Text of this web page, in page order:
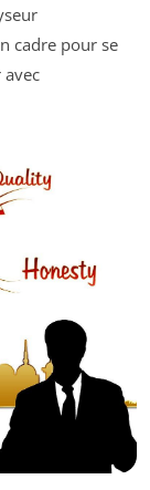
cadre pour se
avec